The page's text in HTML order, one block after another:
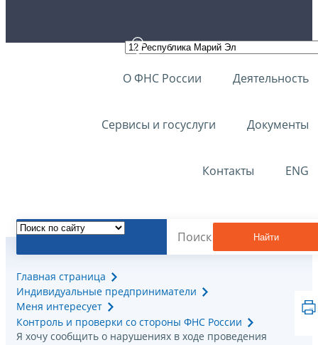
О ФНС России Деятельность
Сервисы и госуслуги Документы
Контакты ENG
Найти
Главная страница
Индивидуальные предприниматели
Меня интересует
Контроль и проверки со стороны ФНС России
Я хочу сообщить о нарушениях в ходе проведения